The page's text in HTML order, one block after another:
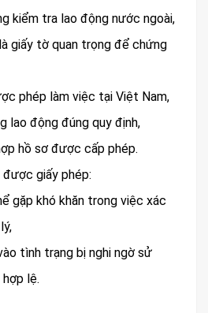
kiểm tra lao động nước ngoài,
giấy tờ quan trọng để chứng
phép làm việc tại Việt Nam,
lao động đúng quy định,
hồ sơ được cấp phép.
giấy phép:
gặp khó khăn trong việc xác
tình trạng bị nghi ngờ sử
lệ.